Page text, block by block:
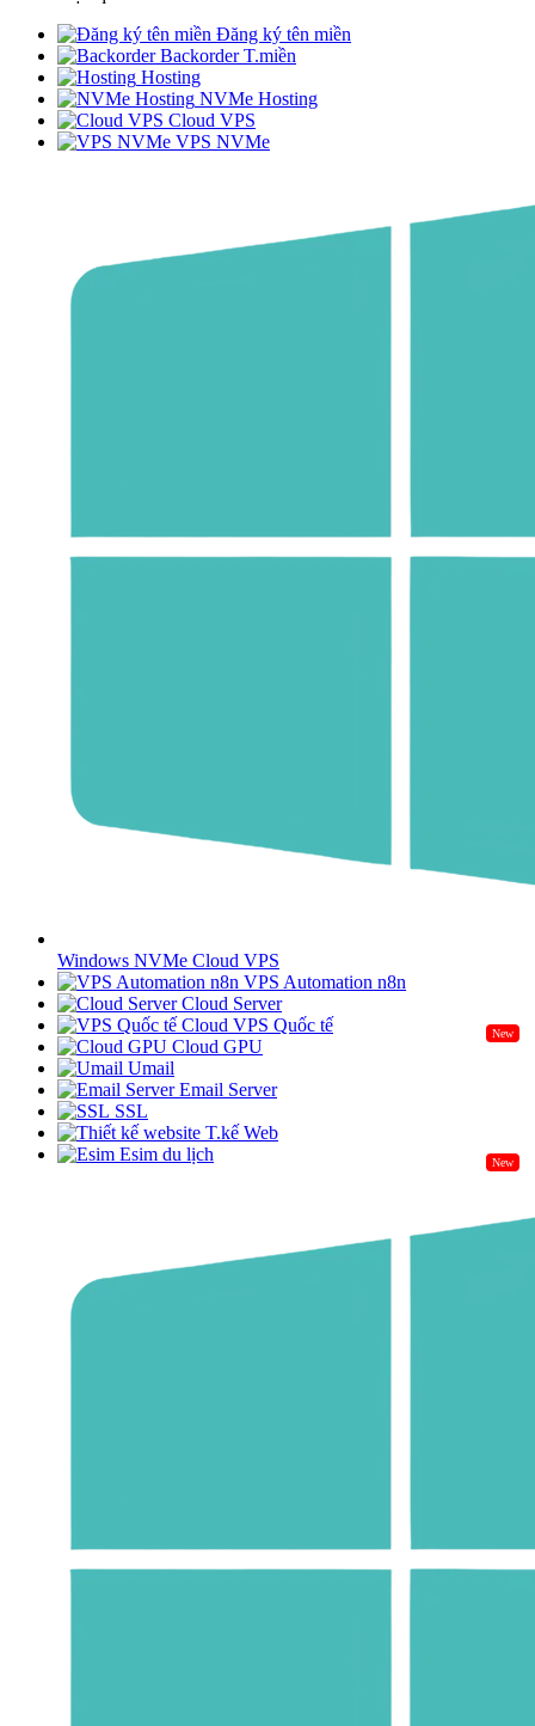
Đăng ký tên miền
Backorder T.miền
Hosting
NVMe Hosting
Cloud VPS
VPS NVMe
Windows NVMe Cloud VPS
VPS Automation n8n
Cloud Server
Cloud VPS Quốc tế
New
Cloud GPU
Umail
Email Server
SSL
T.kế Web
Esim du lịch
New